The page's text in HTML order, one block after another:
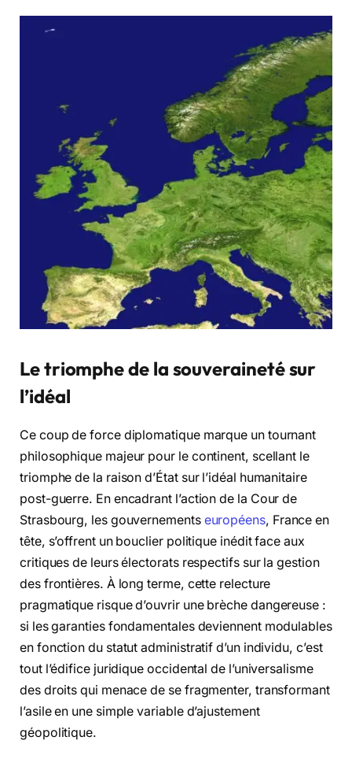
Le triomphe de la souveraineté sur
l’idéal
Ce coup de force diplomatique marque un tournant
philosophique majeur pour le continent, scellant le
triomphe de la raison d’État sur l’idéal humanitaire
post-guerre. En encadrant l’action de la Cour de
Strasbourg, les gouvernements européens, France en
tête, s’offrent un bouclier politique inédit face aux
critiques de leurs électorats respectifs sur la gestion
des frontières. À long terme, cette relecture
pragmatique risque d’ouvrir une brèche dangereuse :
si les garanties fondamentales deviennent modulables
en fonction du statut administratif d’un individu, c’est
tout l’édifice juridique occidental de l’universalisme
des droits qui menace de se fragmenter, transformant
l’asile en une simple variable d’ajustement
géopolitique.